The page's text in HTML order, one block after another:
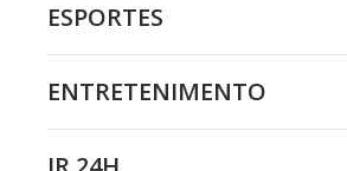
ESPORTES
ENTRETENIMENTO